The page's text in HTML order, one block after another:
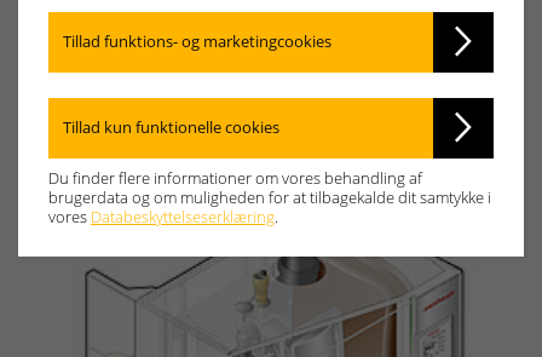
Download pressebillede.
Tillad funktions- og marketingcookies
Tillad kun funktionelle cookies
Du finder flere informationer om vores behandling af
brugerdata og om muligheden for at tilbagekalde dit samtykke i
vores Databeskyttelseserklæring.